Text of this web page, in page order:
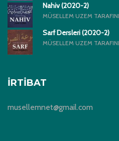
Nahiv (2020-2)
MÜSELLEM UZEM
Sarf Dersleri (2020-2)
MÜSELLEM UZEM
İRTIBAT
musellemnet@gmail.com